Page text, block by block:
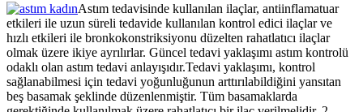
Astım tedavisinde kullanılan ilaçlar, antiinflamatuar
etkileri ile uzun süreli tedavide kullanılan kontrol edici ilaçlar ve
hızlı etkileri ile bronkokonstriksiyonu düzelten rahatlatıcı ilaçlar
olmak üzere ikiye ayrılırlar. Güncel tedavi yaklaşımı astım kontrolü
odaklı olan astım tedavi anlayışıdır.Tedavi yaklaşımı, kontrol
sağlanabilmesi için tedavi yoğunluğunun arttırılabildiğini yansıtan
beş basamak şeklinde düzenlenmiştir. Tüm basamaklarda